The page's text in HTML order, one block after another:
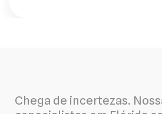
Chega de incertezas.